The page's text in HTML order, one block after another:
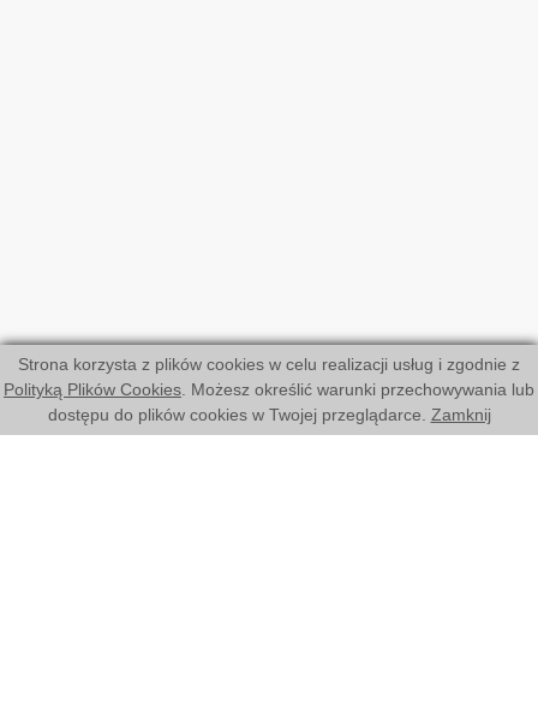
Strona korzysta z plików cookies w celu realizacji usług i zgodnie z
Polityką Plików Cookies . Możesz określić warunki przechowywania lub
dostępu do plików cookies w Twojej przeglądarce. Zamknij